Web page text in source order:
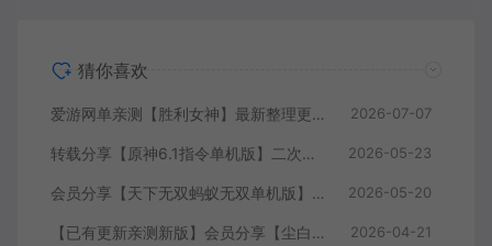
猜你喜欢
爱游网单亲测【胜利女神】最新整理更新第7版148.10.5NIKKE胜利女神妮姬单机版方舟活动148版本官服GM可无限抽卡全剧情免虚拟机一键端视频安装教学 2026-07-07
转载分享【原神6.1指令单机版】二次元网游单机版 指令模拟端 登录 战斗 地图 魔物 背包 抽卡 商店 MOD 未亲测图文教学 2026-05-23
会员分享【天下无双蚂蚁无双单机版】最新整理单机版本 带GM命令后台 武侠怀旧网游 免虚拟机一键端 配套视频教学 2026-05-20
【已有更新亲测新版】会员分享【尘白单机版】二次元射击类网游单机版一键端 2026-04-21